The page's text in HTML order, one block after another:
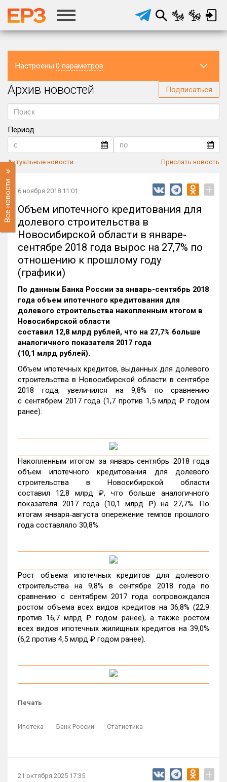
Настроены 0 параметров
Регион
Архив новостей Подписаться
Период
Актуальные новости Прислать новость
Все новости 6 ноября 2018 11:01 +
Объем ипотечного кредитования для
долевого строительства в
Новосибирской области в январе-
сентябре 2018 года вырос на 27,7% по
отношению к прошлому году
(графики)
По данным Банка России за январь-сентябрь 2018
года объем ипотечного кредитования для
долевого строительства накопленным итогом в
Новосибирской области
составил 12,8 млрд рублей, что на 27,7% больше
аналогичного показателя 2017 года
(10,1 млрд рублей).
Объем ипотечных кредитов, выданных для долевого
строительства в Новосибирской области в сентябре
2018 года, увеличился на 9,8% по сравнению
с сентябрем 2017 года (1,7 против 1,5 млрд ₽ годом
ранее).
Накопленным итогом за январь‑сентябрь 2018 года
объем ипотечного кредитования для долевого
строительства в Новосибирской области
составил 12,8 млрд ₽, что больше аналогичного
показателя 2017 года (10,1 млрд ₽) на 27,7%. По
итогам января‑августа опережение темпов прошлого
года составляло 30,8%.
Рост объема ипотечных кредитов для долевого
строительства на 9,8% в сентябре 2018 года по
сравнению с сентябрем 2017 года сопровождался
ростом объема всех видов кредитов на 36,8% (22,9
против 16,7 млрд ₽ годом ранее), а также ростом
всех видов ипотечных жилищных кредитов на 39,0%
(6,2 против 4,5 млрд ₽ годом ранее).
Печать
Ипотека Банк России Статистика
21 октября 2025 17:35 +